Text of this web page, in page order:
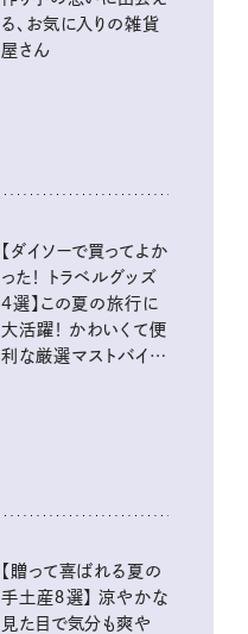
る、お気に入りの雑貨
屋さん
【ダイソーで買ってよか
った！ トラベルグッズ
4選】この夏の旅行に
大活躍！ かわいくて便
利な厳選マストバイア
【贈って喜ばれる夏の
手土産８選】 涼やかな
見た目で気分も爽や